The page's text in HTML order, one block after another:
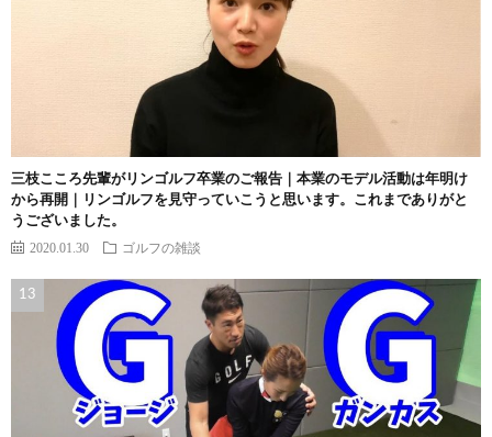
三枝こころ先輩がリンゴルフ卒業のご報告｜本業のモデル活動は年明け
から再開｜リンゴルフを見守っていこうと思います。これまでありがと
うございました。
2020.01.30 ゴルフの雑談